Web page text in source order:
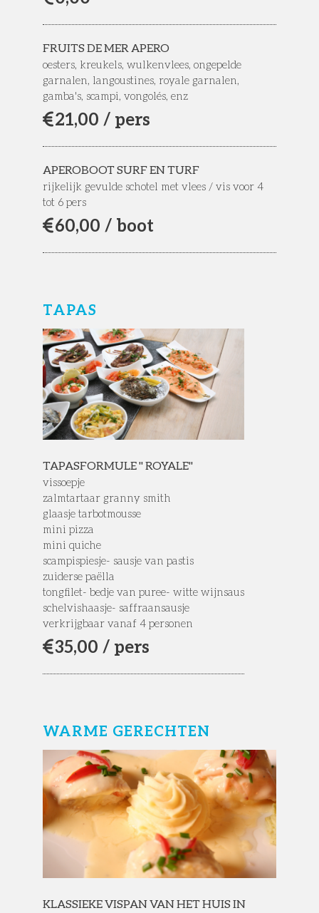
FRUITS DE MER APERO
oesters, kreukels, wulkenvlees, ongepelde
garnalen, langoustines, royale garnalen,
gamba's, scampi, vongolés, enz
21,00 / pers
APEROBOOT SURF EN TURF
rijkelijk gevulde schotel met vlees / vis voor 4
tot 6 pers
60,00 / boot
TAPAS
TAPASFORMULE " ROYALE"
vissoepje
zalmtartaar granny smith
glaasje tarbotmousse
mini pizza
mini quiche
scampispiesje- sausje van pastis
zuiderse paëlla
tongfilet- bedje van puree- witte wijnsaus
schelvishaasje- saffraansausje
verkrijgbaar vanaf 4 personen
35,00 / pers
WARME GERECHTEN
KLASSIEKE VISPAN VAN HET HUIS IN